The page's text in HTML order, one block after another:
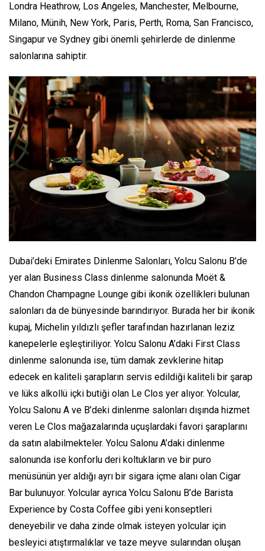
Londra Heathrow, Los Angeles, Manchester, Melbourne,
Milano, Münih, New York, Paris, Perth, Roma, San Francisco,
Singapur ve Sydney gibi önemli şehirlerde de dinlenme
salonlarına sahiptir.
Dubai’deki Emirates Dinlenme Salonları, Yolcu Salonu B’de
yer alan Business Class dinlenme salonunda Moët &
Chandon Champagne Lounge gibi ikonik özellikleri bulunan
salonları da de bünyesinde barındırıyor. Burada her bir ikonik
kupaj, Michelin yıldızlı şefler tarafından hazırlanan leziz
kanepelerle eşleştiriliyor. Yolcu Salonu A’daki First Class
dinlenme salonunda ise, tüm damak zevklerine hitap
edecek en kaliteli şarapların servis edildiği kaliteli bir şarap
ve lüks alkollü içki butiği olan Le Clos yer alıyor. Yolcular,
Yolcu Salonu A ve B’deki dinlenme salonları dışında hizmet
veren Le Clos mağazalarında uçuşlardaki favori şaraplarını
da satın alabilmekteler. Yolcu Salonu A’daki dinlenme
salonunda ise konforlu deri koltukların ve bir puro
menüsünün yer aldığı ayrı bir sigara içme alanı olan Cigar
Bar bulunuyor. Yolcular ayrıca Yolcu Salonu B’de Barista
Experience by Costa Coffee gibi yeni konseptleri
deneyebilir ve daha zinde olmak isteyen yolcular için
besleyici atıştırmalıklar ve taze meyve sularından oluşan